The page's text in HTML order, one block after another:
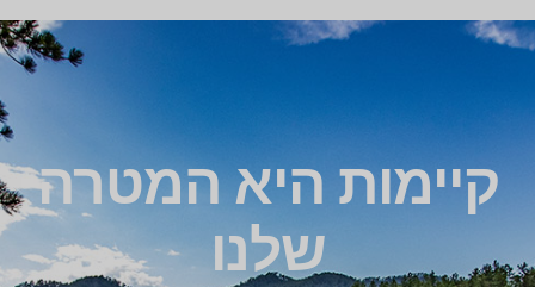
קיימות היא המטרה
שלנו